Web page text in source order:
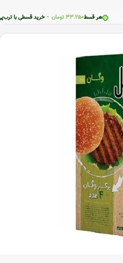
هر قسط33.250تومان • خرید قسطی با ترب‌پی بدون